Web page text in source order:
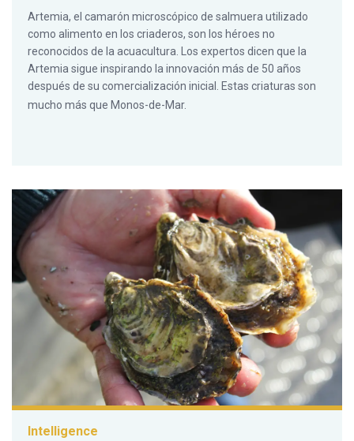
Artemia, el camarón microscópico de salmuera utilizado
como alimento en los criaderos, son los héroes no
reconocidos de la acuacultura. Los expertos dicen que la
Artemia sigue inspirando la innovación más de 50 años
después de su comercialización inicial. Estas criaturas son
mucho más que Monos-de-Mar.
Intelligence